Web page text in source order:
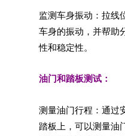
监测车身振动：拉线
车身的振动，并帮助
性和稳定性。
油门和踏板测试：
测量油门行程：通过
踏板上，可以测量油